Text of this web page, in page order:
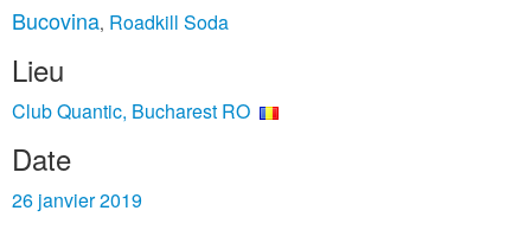
Bucovina, Roadkill Soda
Lieu
Club Quantic, Bucharest RO
Date
26 janvier 2019